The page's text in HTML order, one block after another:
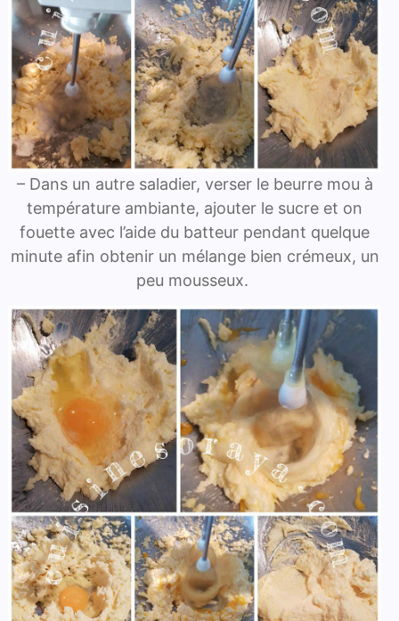
– Dans un autre saladier, verser le beurre mou à
température ambiante, ajouter le sucre et on
fouette avec l’aide du batteur pendant quelque
minute afin obtenir un mélange bien crémeux, un
peu mousseux.